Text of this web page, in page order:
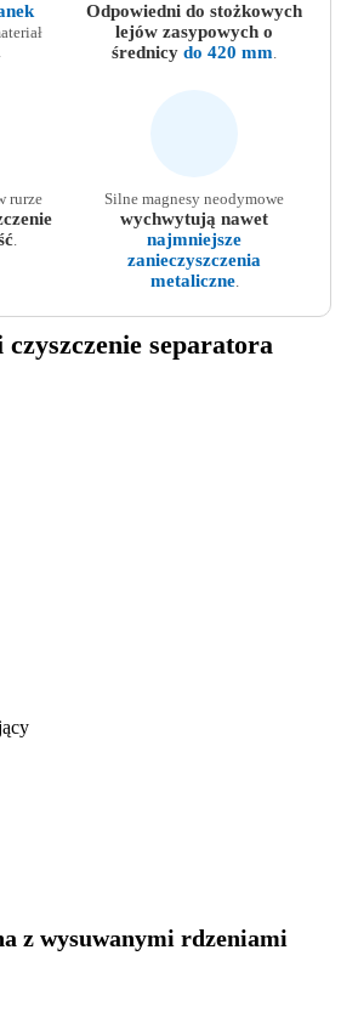
Odpowiedni do stożkowych
lejów zasypowych o
średnicy do 420 mm.
rurze
.
Silne magnesy neodymowe
wychwytują nawet
najmniejsze
zanieczyszczenia
metaliczne.
separatora
z wysuwanymi rdzeniami